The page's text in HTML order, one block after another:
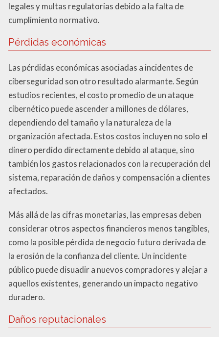
legales y multas regulatorias debido a la falta de
cumplimiento normativo.
Pérdidas económicas
Las pérdidas económicas asociadas a incidentes de
ciberseguridad son otro resultado alarmante. Según
estudios recientes, el costo promedio de un ataque
cibernético puede ascender a millones de dólares,
dependiendo del tamaño y la naturaleza de la
organización afectada. Estos costos incluyen no solo el
dinero perdido directamente debido al ataque, sino
también los gastos relacionados con la recuperación del
sistema, reparación de daños y compensación a clientes
afectados.
Más allá de las cifras monetarias, las empresas deben
considerar otros aspectos financieros menos tangibles,
como la posible pérdida de negocio futuro derivada de
la erosión de la confianza del cliente. Un incidente
público puede disuadir a nuevos compradores y alejar a
aquellos existentes, generando un impacto negativo
duradero.
Daños reputacionales